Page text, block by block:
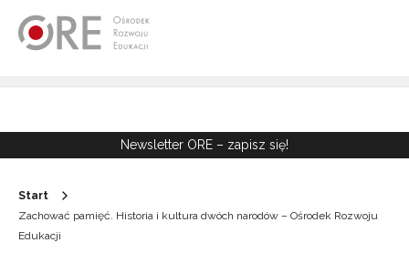
Newsletter ORE – zapisz się!
Start
Zachować pamięć. Historia i kultura dwóch narodów – Ośrodek Rozwoju
Edukacji